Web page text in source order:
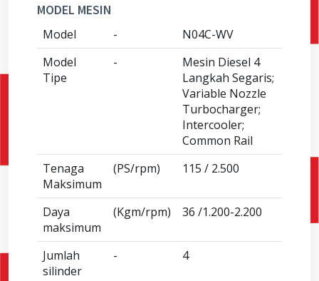
MODEL MESIN
Model -
N04C-WV
Model
Tipe
-
Mesin Diesel 4
Langkah Segaris;
Variable Nozzle
Turbocharger;
Intercooler;
Common Rail
Tenaga
Maksimum
(PS/rpm) 115 / 2.500
Daya
maksimum
(Kgm/rpm) 36 /1.200-2.200
Jumlah
silinder
- 4